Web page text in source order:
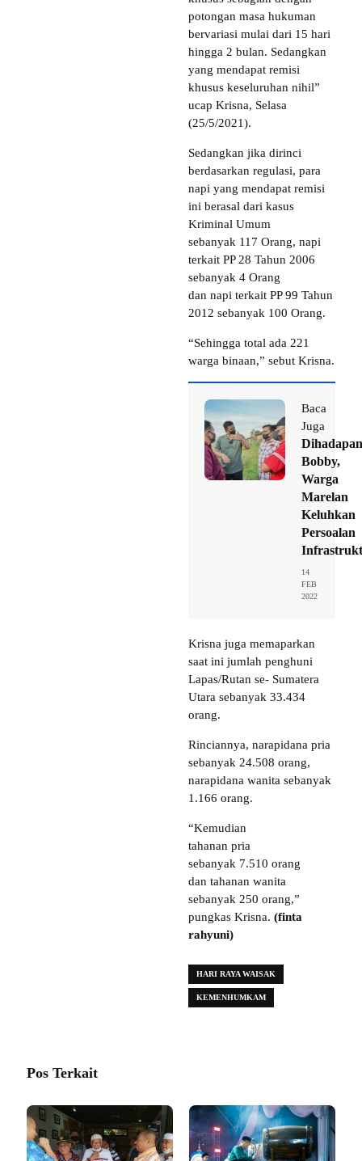
potongan masa hukuman
bervariasi mulai dari 15 hari
hingga 2 bulan. Sedangkan
yang mendapat remisi
khusus keseluruhan nihil”
ucap Krisna, Selasa
(25/5/2021).
Sedangkan jika dirinci
berdasarkan regulasi, para
napi yang mendapat remisi
ini berasal dari kasus
Kriminal Umum
sebanyak 117 Orang, napi
terkait PP 28 Tahun 2006
sebanyak 4 Orang
dan napi terkait PP 99 Tahun
2012 sebanyak 100 Orang.
“Sehingga total ada 221
warga binaan,” sebut Krisna.
Baca
Juga
Dihadapan
Bobby,
Warga
Marelan
Keluhkan
Persoalan
14
FEB
2022
Krisna juga memaparkan
saat ini jumlah penghuni
Lapas/Rutan se- Sumatera
Utara sebanyak 33.434
orang.
Rinciannya, narapidana pria
sebanyak 24.508 orang,
narapidana wanita sebanyak
1.166 orang.
“Kemudian
tahanan pria
sebanyak 7.510 orang
dan tahanan wanita
sebanyak 250 orang,”
pungkas Krisna. (finta
rahyuni)
HARI RAYA WAISAK
KEMENHUMKAM
Pos Terkait